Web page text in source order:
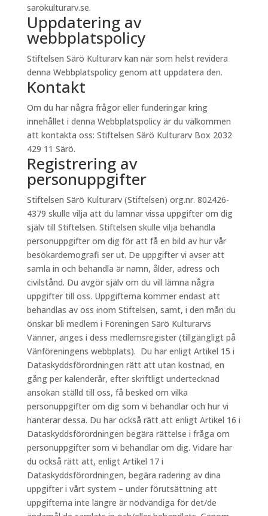
sarokulturarv.se.
Uppdatering av
webbplatspolicy
Stiftelsen Särö Kulturarv kan när som helst revidera
denna Webbplatspolicy genom att uppdatera den.
Kontakt
Om du har några frågor eller funderingar kring
innehållet i denna Webbplatspolicy är du välkommen
att kontakta oss: Stiftelsen Särö Kulturarv Box 2032
429 11 Särö.
Registrering av
personuppgifter
Stiftelsen Särö Kulturarv (Stiftelsen) org.nr. 802426-
4379 skulle vilja att du lämnar vissa uppgifter om dig
själv till Stiftelsen. Stiftelsen skulle vilja behandla
personuppgifter om dig för att få en bild av hur vår
besökardemografi ser ut. De uppgifter vi avser att
samla in och behandla är namn, ålder, adress och
civilstånd. Du avgör själv om du vill lämna några
uppgifter till oss. Uppgifterna kommer endast att
behandlas av oss inom Stiftelsen, samt, i den mån du
önskar bli medlem i Föreningen Särö Kulturarvs
Vänner, anges i dess medlemsregister (tillgängligt på
Vänföreningens webbplats). Du har enligt Artikel 15 i
Dataskyddsförordningen rätt att utan kostnad, en
gång per kalenderår, efter skriftligt undertecknad
ansökan ställd till oss, få besked om vilka
personuppgifter om dig som vi behandlar och hur vi
hanterar dessa. Du har också rätt att enligt Artikel 16 i
Dataskyddsförordningen begära rättelse i fråga om
personuppgifter som vi behandlar om dig. Vidare har
du också rätt att, enligt Artikel 17 i
Dataskyddsförordningen, begära radering av dina
uppgifter i vårt system – under förutsättning att
uppgifterna inte längre är nödvändiga för det/de